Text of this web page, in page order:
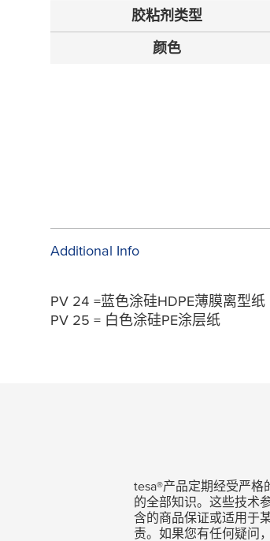
胶粘剂类型
颜色
Additional Info
PV 24 =蓝色涂硅HDPE薄膜离型纸
PV 25 = 白色涂硅PE涂层纸
tesa®产品定期经受严格
的全部知识。这些技术
含的商品保证或适用于
责。如果您有任何疑问